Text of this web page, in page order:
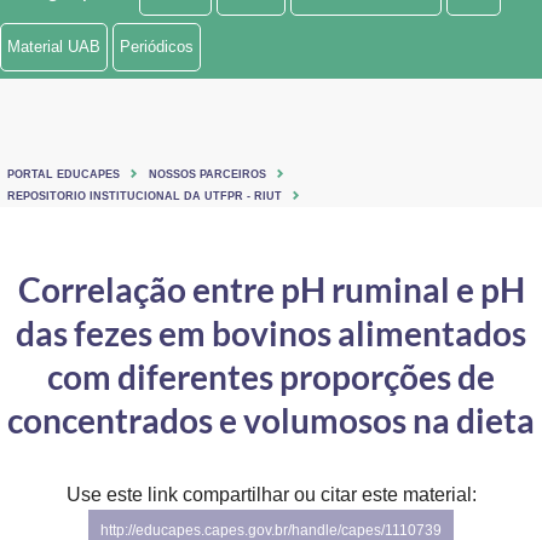
Ministério de Minas e Energia
Ministério do Turismo
Controladoria-Geral da União
Gabinete de Segurança Institucional
Material UAB Periódicos
PORTAL EDUCAPES
NOSSOS PARCEIROS
REPOSITORIO INSTITUCIONAL DA UTFPR - RIUT
Correlação entre pH ruminal e pH
das fezes em bovinos alimentados
com diferentes proporções de
concentrados e volumosos na dieta
Use este link compartilhar ou citar este material:
http://educapes.capes.gov.br/handle/capes/1110739